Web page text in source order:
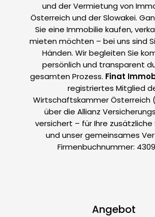
und der Vermietung von
Österreich und der Slowakei.
Sie eine Immobilie kaufen,
mieten möchten – bei uns sind
Händen. Wir begleiten Sie
persönlich und transparent
gesamten Prozess. Finat
registriertes Mitglied
Wirtschaftskammer Österreich
über die Allianz
versichert – für Ihre zusätzliche
und unser gemeinsames
Firmenbuchnummer:
Angebot